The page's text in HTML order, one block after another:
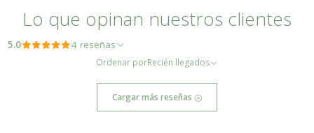
Este artículo está elaborado con cuero natural de primera calidad. Debido
a la naturaleza del cuero, es posible que presente características propias
sino como un sello distintivo de su autenticidad.
Lo que opinan nuestros clientes
5.0 4 reseñas
Ordenar porRecién llegados
Cargar más reseñas